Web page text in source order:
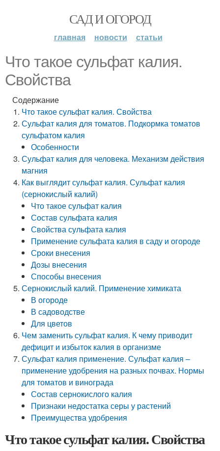
САД И ОГОРОД
главная новости статьи
Что такое сульфат калия.
Свойства
Содержание
Что такое сульфат калия. Свойства
Сульфат калия для томатов. Подкормка томатов
сульфатом калия
Особенности
Сульфат калия для человека. Механизм действия
магния
Как выглядит сульфат калия. Сульфат калия
(сернокислый калий)
Что такое сульфат калия
Состав сульфата калия
Свойства сульфата калия
Применение сульфата калия в саду и огороде
Сроки внесения
Дозы внесения
Способы внесения
Сернокислый калий. Применение химиката
В огороде
В садоводстве
Для цветов
Чем заменить сульфат калия. К чему приводит
дефицит и избыток калия в организме
Сульфат калия применение. Сульфат калия –
применение удобрения на разных почвах. Нормы
для томатов и винограда
Состав сернокислого калия
Признаки недостатка серы у растений
Преимущества удобрения
Что такое сульфат калия. Свойства